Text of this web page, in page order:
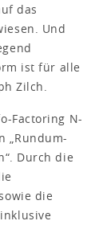
das
Und
ist für alle
Zilch.
Factoring N-
„Rundum-
Durch die
die